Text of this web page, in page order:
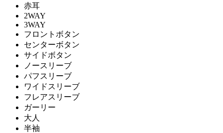
赤耳
2WAY
3WAY
フロントボタン
センターボタン
サイドボタン
ノースリーブ
パフスリーブ
ワイドスリーブ
フレアスリーブ
ガーリー
大人
半袖